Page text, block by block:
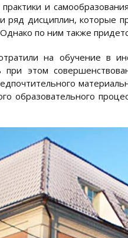
и
ряд дисциплин, которые
по ним также
на обучение в
при этом
образовательного